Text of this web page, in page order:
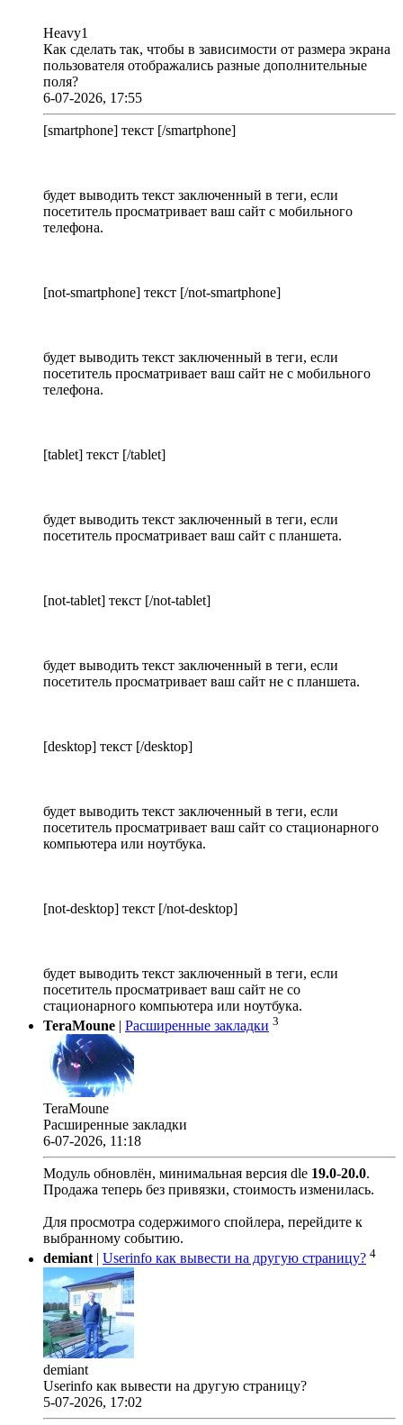
Heavy1
Как сделать так, чтобы в зависимости от размера экрана
пользователя отображались разные дополнительные
поля?
6-07-2026, 17:55
[smartphone] текст [/smartphone]
будет выводить текст заключенный в теги, если
посетитель просматривает ваш сайт с мобильного
телефона.
[not-smartphone] текст [/not-smartphone]
будет выводить текст заключенный в теги, если
посетитель просматривает ваш сайт не с мобильного
телефона.
[tablet] текст [/tablet]
будет выводить текст заключенный в теги, если
посетитель просматривает ваш сайт с планшета.
[not-tablet] текст [/not-tablet]
будет выводить текст заключенный в теги, если
посетитель просматривает ваш сайт не с планшета.
[desktop] текст [/desktop]
будет выводить текст заключенный в теги, если
посетитель просматривает ваш сайт со стационарного
компьютера или ноутбука.
[not-desktop] текст [/not-desktop]
будет выводить текст заключенный в теги, если
посетитель просматривает ваш сайт не со
стационарного компьютера или ноутбука.
TeraMoune | Расширенные закладки 3
TeraMoune
Расширенные закладки
6-07-2026, 11:18
Модуль обновлён, минимальная версия dle 19.0-20.0.
Продажа теперь без привязки, стоимость изменилась.
Для просмотра содержимого спойлера, перейдите к
выбранному событию.
demiant| Userinfo как вывести на другую страницу? 4
demiant
Userinfo как вывести на другую страницу?
5-07-2026, 17:02